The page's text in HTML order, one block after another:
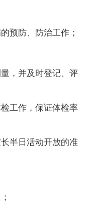
预防、防治工作；
，并及时登记、评
工作，保证体检率
半日活动开放的准